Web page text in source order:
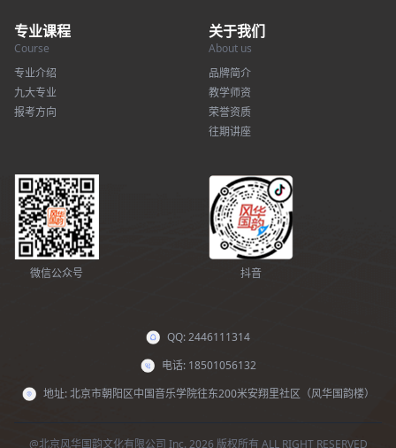
专业课程
Course
专业介绍
九大专业
报考方向
关于我们
About us
品牌简介
教学师资
荣誉资质
往期讲座
微信公众号 抖音
QQ: 2446111314
电话: 18501056132
地址: 北京市朝阳区中国音乐学院往东200米安翔里社区（风华国韵楼）
@北京风华国韵文化有限公司 Inc. 2026 版权所有 ALL RIGHT RESERVED